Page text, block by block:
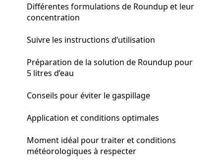
Différentes formulations de Roundup et leur
concentration
Suivre les instructions d’utilisation
Préparation de la solution de Roundup pour
5 litres d’eau
Conseils pour éviter le gaspillage
Application et conditions optimales
Moment idéal pour traiter et conditions
météorologiques à respecter